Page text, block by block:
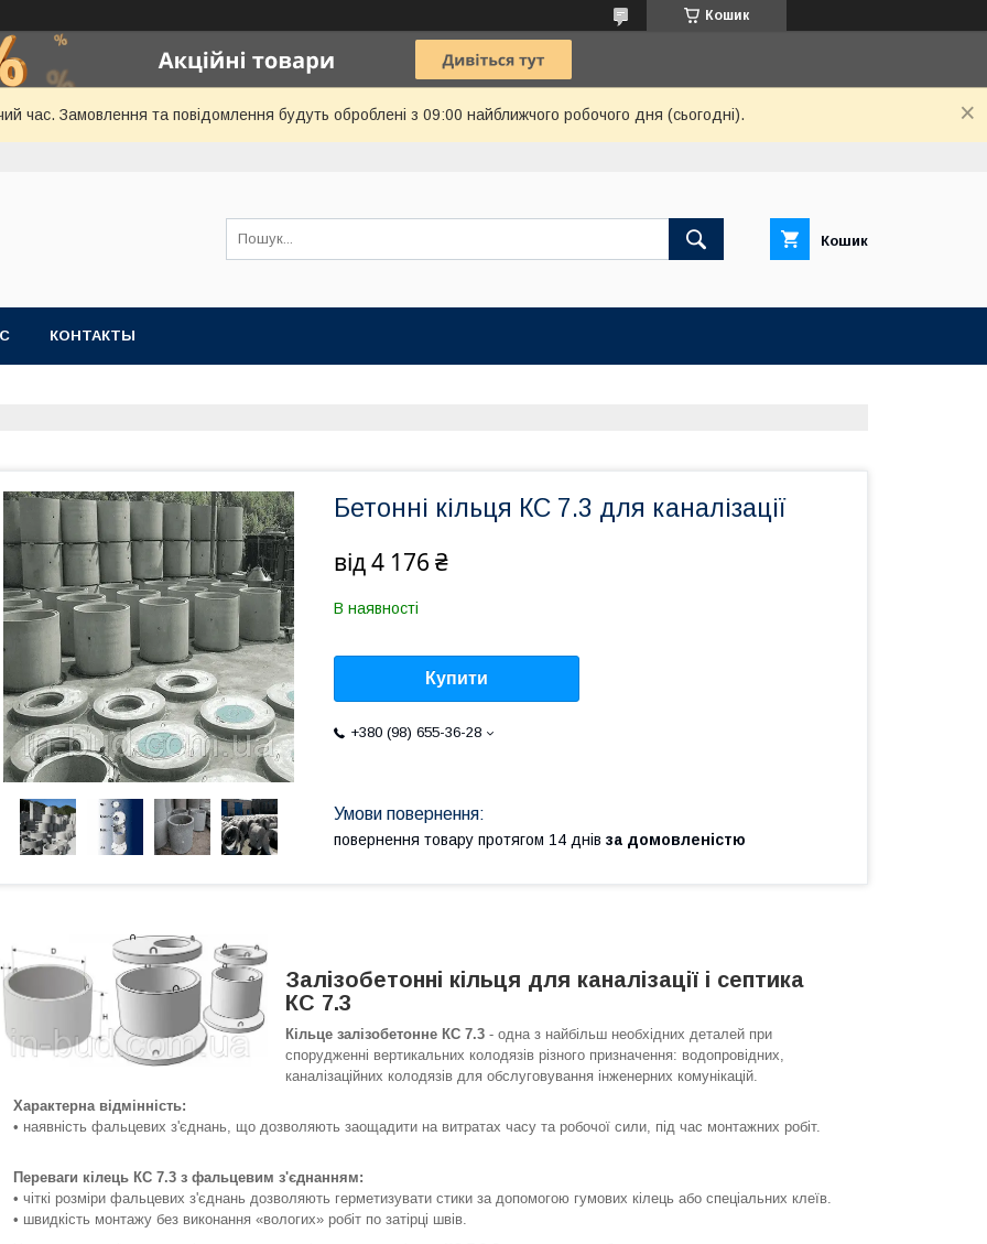
Кошик
час. Замовлення та повідомлення будуть оброблені з 09:00 найближчого робочого дня (сьогодні).
Кошик
КОНТАКТЫ
Бетонні кільця КС 7.3 для каналізації
від4 176 ₴
В наявності
Купити
+380 (98) 655-36-28
повернення товару протягом 14 днів за домовленістю
Залізобетонні кільця для каналізації і септика
КС 7.3
Кільце залізобетонне КС 7.3 - одна з найбільш необхідних деталей при
спорудженні вертикальних колодязів різного призначення: водопровідних,
каналізаційних колодязів для обслуговування інженерних комунікацій.
Характерна відмінність:
• наявність фальцевих з'єднань, що дозволяють заощадити на витратах часу та робочої сили, під час монтажних робіт.
Переваги кілець КС 7.3 з фальцевим з'єднанням:
• чіткі розміри фальцевих з'єднань дозволяють герметизувати стики за допомогою гумових кілець або спеціальних клеїв.
• швидкість монтажу без виконання «вологих» робіт по затірці швів.